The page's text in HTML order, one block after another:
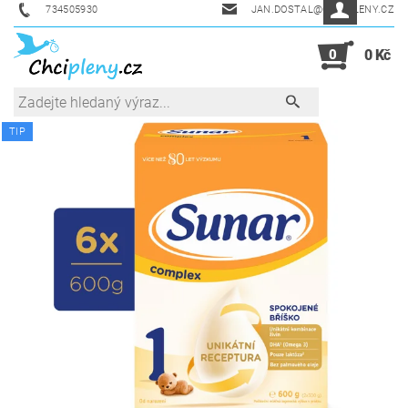
734505930 JAN.DOSTAL@CHCIPLENY.CZ
0 0 Kč
TIP